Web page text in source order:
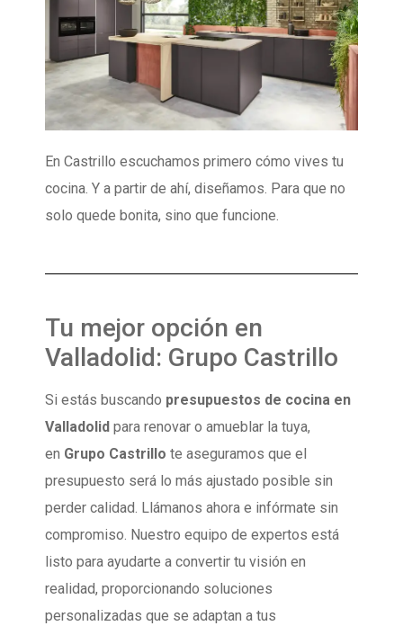
En Castrillo escuchamos primero cómo vives tu
cocina. Y a partir de ahí, diseñamos. Para que no
solo quede bonita, sino que funcione.
Tu mejor opción en
Valladolid: Grupo Castrillo
Si estás buscando presupuestos de cocina en
Valladolid para renovar o amueblar la tuya,
en Grupo Castrillo te aseguramos que el
presupuesto será lo más ajustado posible sin
perder calidad. Llámanos ahora e infórmate sin
compromiso. Nuestro equipo de expertos está
listo para ayudarte a convertir tu visión en
realidad, proporcionando soluciones
personalizadas que se adaptan a tus